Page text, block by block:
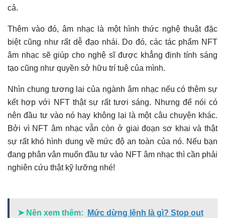
cả.
Thêm vào đó, âm nhạc là một hình thức nghệ thuật đặc
biệt cũng như rất dễ đạo nhái. Do đó, các tác phẩm NFT
âm nhạc sẽ giúp cho nghệ sĩ được khẳng định tính sáng
tạo cũng như quyền sở hữu trí tuệ của mình.
Nhìn chung tương lai của ngành âm nhạc nếu có thêm sự
kết hợp với NFT thật sự rất tươi sáng. Nhưng để nói có
nên đầu tư vào nó hay không lại là một câu chuyện khác.
Bởi vì NFT âm nhạc vẫn còn ở giai đoạn sơ khai và thật
sự rất khó hình dung về mức độ an toàn của nó. Nếu bạn
đang phân vân muốn đầu tư vào NFT âm nhạc thì cần phải
nghiên cứu thật kỹ lưỡng nhé!
➤ Nên xem thêm:
Mức dừng lệnh là gì? Stop out